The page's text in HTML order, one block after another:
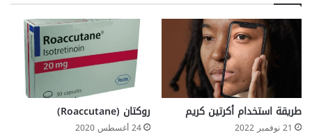
ق
د
ز
ن
ع
ي
ه
ذ
طريقة استخدام أكرتين كريم
21 نوفمبر 2022
روكتان (Roaccutane)
24 أغسطس 2020